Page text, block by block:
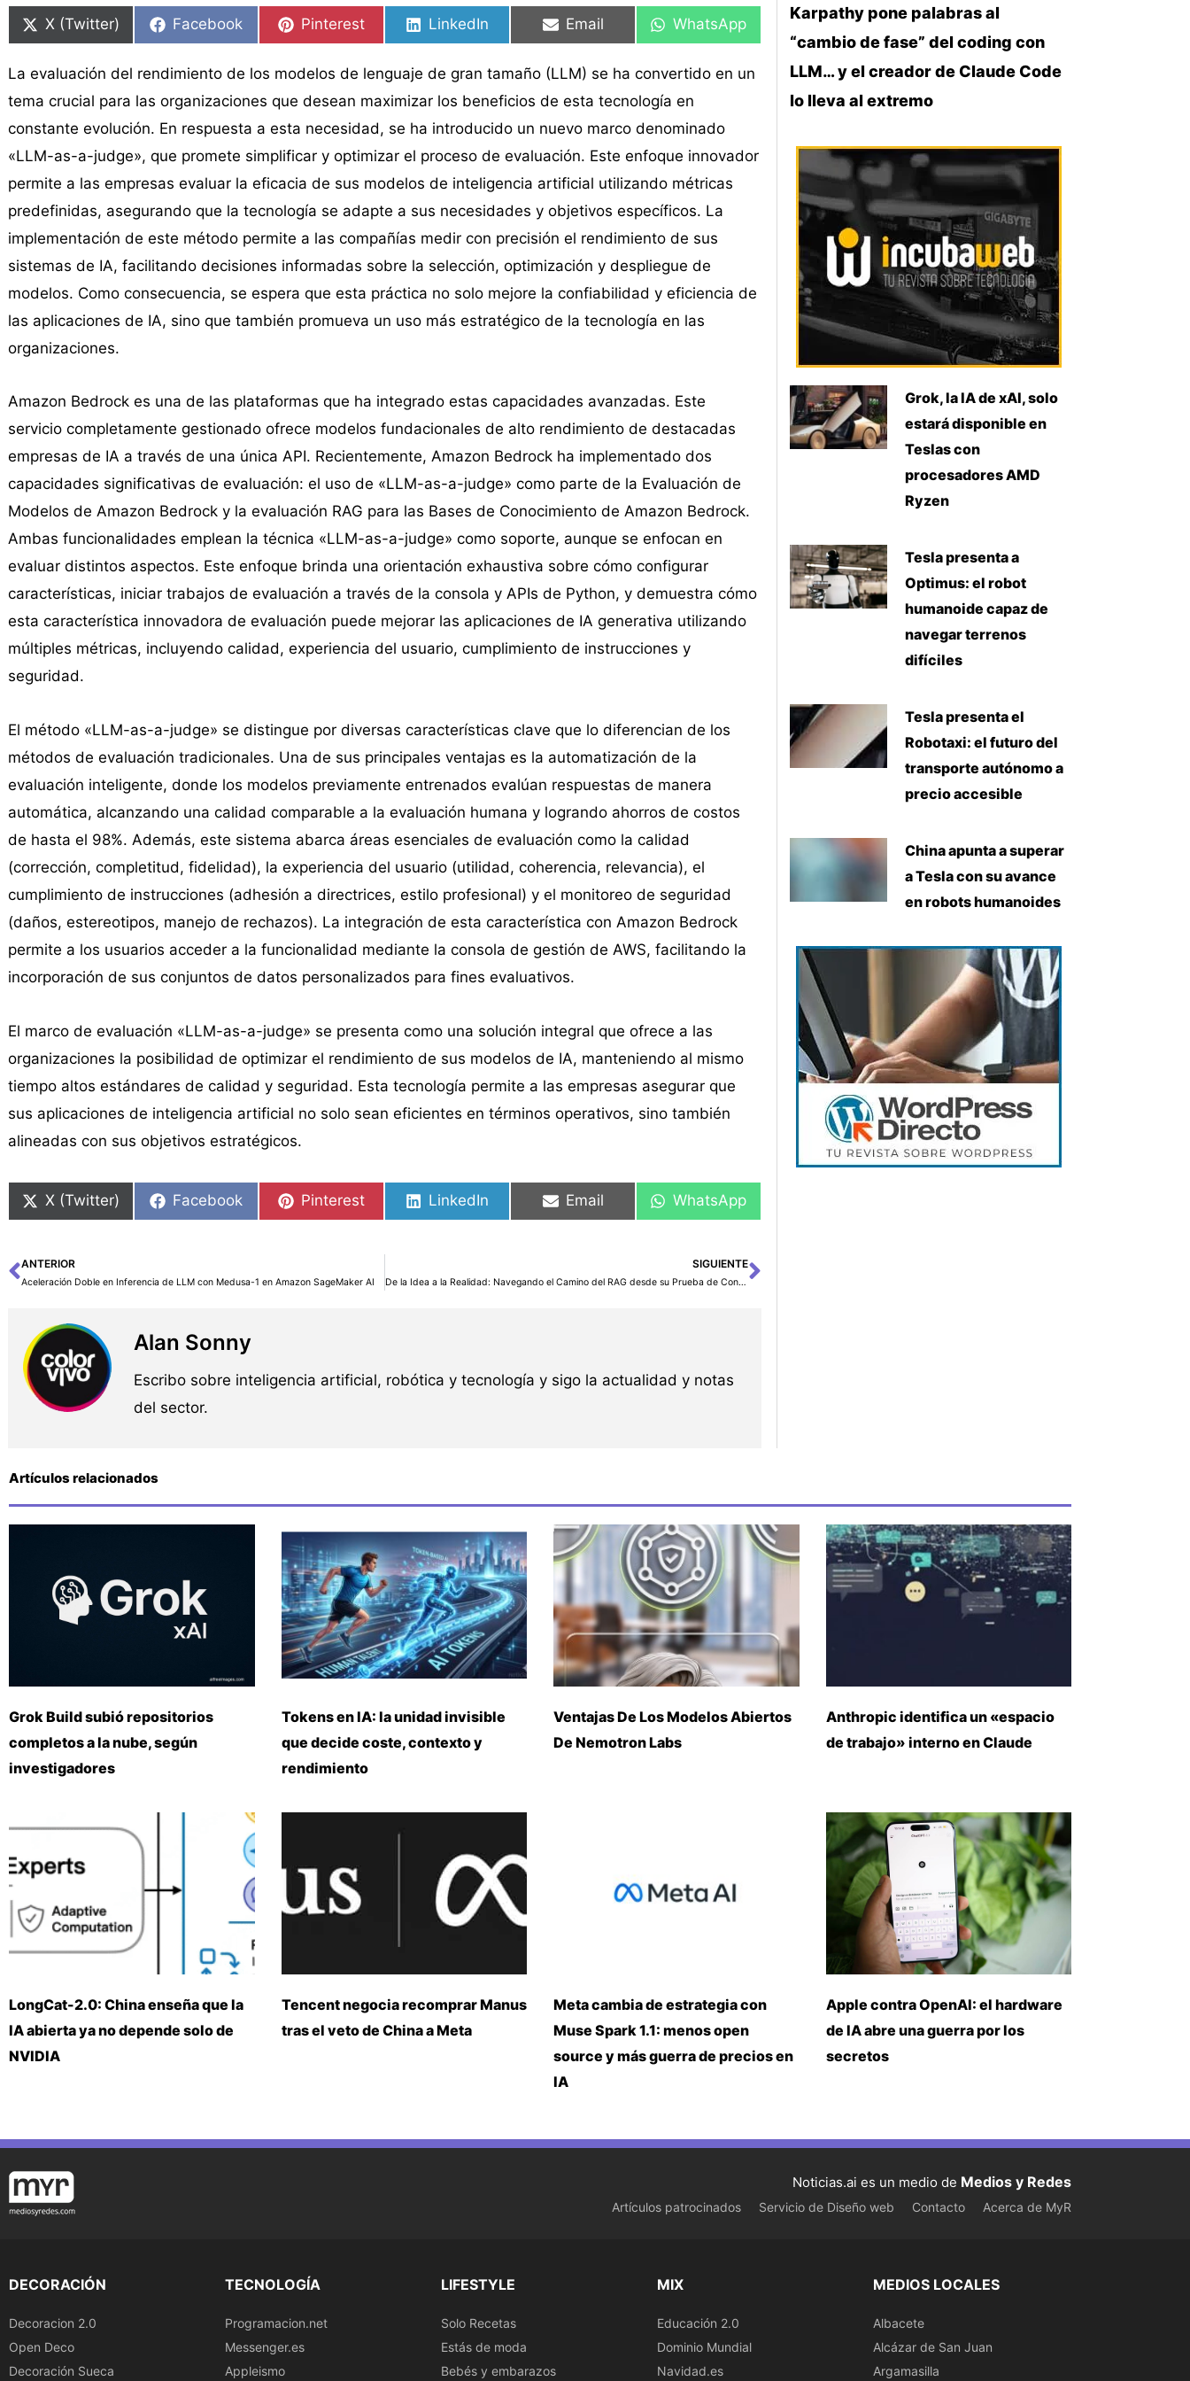
en
X (Twitter)
en
Facebook
en
Pinterest
en
LinkedIn
en
Email
en
WhatsApp
La evaluación del rendimiento de los modelos de lenguaje de gran tamaño (LLM) se ha convertido en un
tema crucial para las organizaciones que desean maximizar los beneficios de esta tecnología en
constante evolución. En respuesta a esta necesidad, se ha introducido un nuevo marco denominado
«LLM-as-a-judge», que promete simplificar y optimizar el proceso de evaluación. Este enfoque innovador
permite a las empresas evaluar la eficacia de sus modelos de inteligencia artificial utilizando métricas
predefinidas, asegurando que la tecnología se adapte a sus necesidades y objetivos específicos. La
implementación de este método permite a las compañías medir con precisión el rendimiento de sus
sistemas de IA, facilitando decisiones informadas sobre la selección, optimización y despliegue de
modelos. Como consecuencia, se espera que esta práctica no solo mejore la confiabilidad y eficiencia de
las aplicaciones de IA, sino que también promueva un uso más estratégico de la tecnología en las
organizaciones.
Amazon Bedrock es una de las plataformas que ha integrado estas capacidades avanzadas. Este
servicio completamente gestionado ofrece modelos fundacionales de alto rendimiento de destacadas
empresas de IA a través de una única API. Recientemente, Amazon Bedrock ha implementado dos
capacidades significativas de evaluación: el uso de «LLM-as-a-judge» como parte de la Evaluación de
Modelos de Amazon Bedrock y la evaluación RAG para las Bases de Conocimiento de Amazon Bedrock.
Ambas funcionalidades emplean la técnica «LLM-as-a-judge» como soporte, aunque se enfocan en
evaluar distintos aspectos. Este enfoque brinda una orientación exhaustiva sobre cómo configurar
características, iniciar trabajos de evaluación a través de la consola y APIs de Python, y demuestra cómo
esta característica innovadora de evaluación puede mejorar las aplicaciones de IA generativa utilizando
múltiples métricas, incluyendo calidad, experiencia del usuario, cumplimiento de instrucciones y
seguridad.
El método «LLM-as-a-judge» se distingue por diversas características clave que lo diferencian de los
métodos de evaluación tradicionales. Una de sus principales ventajas es la automatización de la
evaluación inteligente, donde los modelos previamente entrenados evalúan respuestas de manera
automática, alcanzando una calidad comparable a la evaluación humana y logrando ahorros de costos
de hasta el 98%. Además, este sistema abarca áreas esenciales de evaluación como la calidad
(corrección, completitud, fidelidad), la experiencia del usuario (utilidad, coherencia, relevancia), el
cumplimiento de instrucciones (adhesión a directrices, estilo profesional) y el monitoreo de seguridad
(daños, estereotipos, manejo de rechazos). La integración de esta característica con Amazon Bedrock
permite a los usuarios acceder a la funcionalidad mediante la consola de gestión de AWS, facilitando la
incorporación de sus conjuntos de datos personalizados para fines evaluativos.
El marco de evaluación «LLM-as-a-judge» se presenta como una solución integral que ofrece a las
organizaciones la posibilidad de optimizar el rendimiento de sus modelos de IA, manteniendo al mismo
tiempo altos estándares de calidad y seguridad. Esta tecnología permite a las empresas asegurar que
sus aplicaciones de inteligencia artificial no solo sean eficientes en términos operativos, sino también
alineadas con sus objetivos estratégicos.
en
X (Twitter)
en
Facebook
en
Pinterest
en
LinkedIn
en
Email
en
WhatsApp
Ant
ANTERIOR
Aceleración Doble en Inferencia de LLM con Medusa-1 en Amazon SageMaker AI
SIGUIENTE
De la Idea a la Realidad: Navegando el Camino del RAG desde su Prueba de Concepto hasta la ProducciónSiguiente
Alan Sonny
Escribo sobre inteligencia artificial, robótica y tecnología y sigo la actualidad y notas
del sector.
Karpathy pone palabras al
“cambio de fase” del coding con
LLM… y el creador de Claude Code
lo lleva al extremo
Grok, la IA de xAI, solo
estará disponible en
Teslas con
procesadores AMD
Ryzen
Tesla presenta a
Optimus: el robot
humanoide capaz de
navegar terrenos
difíciles
Tesla presenta el
Robotaxi: el futuro del
transporte autónomo a
precio accesible
China apunta a superar
a Tesla con su avance
en robots humanoides
Artículos relacionados
Grok Build subió repositorios
completos a la nube, según
investigadores
Tokens en IA: la unidad invisible
que decide coste, contexto y
rendimiento
Ventajas De Los Modelos Abiertos
De Nemotron Labs
Anthropic identifica un «espacio
de trabajo» interno en Claude
LongCat-2.0: China enseña que la
IA abierta ya no depende solo de
NVIDIA
Tencent negocia recomprar Manus
tras el veto de China a Meta
Meta cambia de estrategia con
Muse Spark 1.1: menos open
source y más guerra de precios en
IA
Apple contra OpenAI: el hardware
de IA abre una guerra por los
secretos
Noticias.ai es un medio de Medios y Redes
Artículos patrocinados Servicio de Diseño web Contacto Acerca de MyR
DECORACIÓN
Decoracion 2.0
Open Deco
Decoración Sueca
TECNOLOGÍA
Programacion.net
Messenger.es
Appleismo
LIFESTYLE
Solo Recetas
Estás de moda
Bebés y embarazos
MIX
Educación 2.0
Dominio Mundial
Navidad.es
MEDIOS LOCALES
Albacete
Alcázar de San Juan
Argamasilla